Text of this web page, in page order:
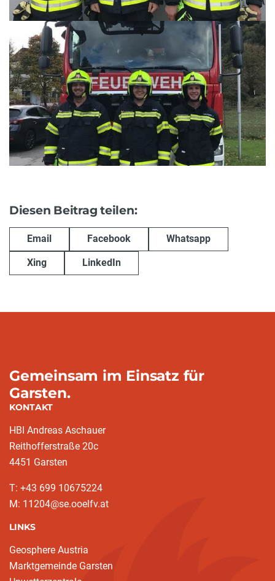
Diesen Beitrag teilen:
Email Facebook Whatsapp
Xing LinkedIn
Gemeinsam im Einsatz für
Garsten.
KONTAKT
HBI Andreas Aschauer
Reithofferstraße 20c
4451 Garsten
T: ‭+43 699 10675224‬
M: 11204@se.ooelfv.at
LINKS
Geosphere Austria
Marktgemeinde Garsten